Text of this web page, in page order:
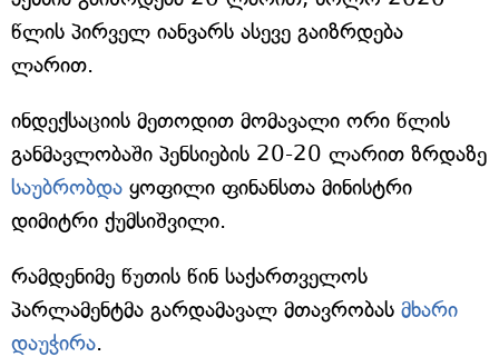
წლის პირველ იანვარს ასევე გაიზრდება
ლარით.
ინდექსაციის მეთოდით მომავალი ორი წლის
განმავლობაში პენსიების 20-20 ლარით ზრდაზე
საუბრობდა ყოფილი ფინანსთა მინისტრი
დიმიტრი ქუმსიშვილი.
რამდენიმე წუთის წინ საქართველოს
პარლამენტმა გარდამავალ მთავრობას მხარი
დაუჭირა.